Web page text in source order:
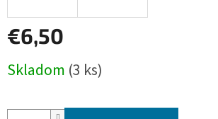
€6,50
cena:
Skladom (3 ks)